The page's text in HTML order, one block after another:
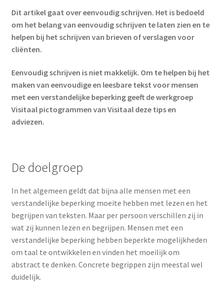
Pictogrammen
Werken met pictogrammen
Visitaal pictogrammen in het Speciaal onderwijs
Dagritme en structuur
seksualiteit
Pictogrammen epilepsie
Tekst ondersteunen met pictogrammen
Eenvoudig schrijven
Dit artikel gaat over eenvoudig schrijven. Het is bedoeld
om het belang van eenvoudig schrijven te laten zien en te
helpen bij het schrijven van brieven of verslagen voor
cliënten.
Eenvoudig schrijven is niet makkelijk. Om te helpen bij het
maken van eenvoudige en leesbare tekst voor mensen
met een verstandelijke beperking geeft de werkgroep
Visitaal pictogrammen van Visitaal deze tips en
adviezen.
De doelgroep
In het algemeen geldt dat bijna alle mensen met een
verstandelijke beperking moeite hebben met lezen en het
begrijpen van teksten. Maar per persoon verschillen zij in
wat zij kunnen lezen en begrijpen. Mensen met een
verstandelijke beperking hebben beperkte mogelijkheden
om taal te ontwikkelen en vinden het moeilijk om
abstract te denken. Concrete begrippen zijn meestal wel
duidelijk.